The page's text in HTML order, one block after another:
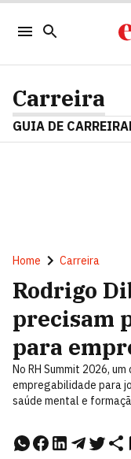
Carreira
GUIA DE CARREIRA
Home Carreira
Rodrigo
precisam
para
No RH Summit 2026,
empregabilidade para
saúde mental e